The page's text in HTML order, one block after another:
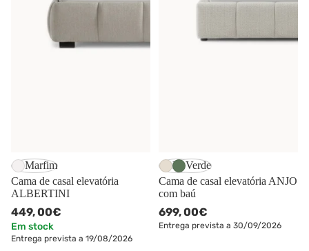
Marfim
Cama de casal elevatória
ALBERTINI
449,00€
Em stock
Entrega prevista a 19/08/2026
BegeVerde
Cama de casal elevatória ANJO
com baú
699,00€
Entrega prevista a 30/09/2026